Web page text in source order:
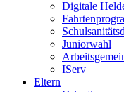
Digitale
Juniorwahl
IServ
Eltern